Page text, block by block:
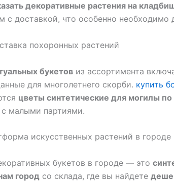
декоративные растения на
с доставкой, что особенно
похоронных растений
букетов из ассортимента
для многолетнего скорби. купить
цветы синтетические для могилы
с малыми партиями.
искусственных растений в городе
букетов в городе — это
город со склада, где вы найдете